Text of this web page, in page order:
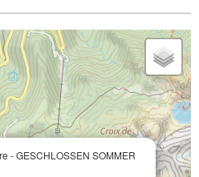
- GESCHLOSSEN SOMMER